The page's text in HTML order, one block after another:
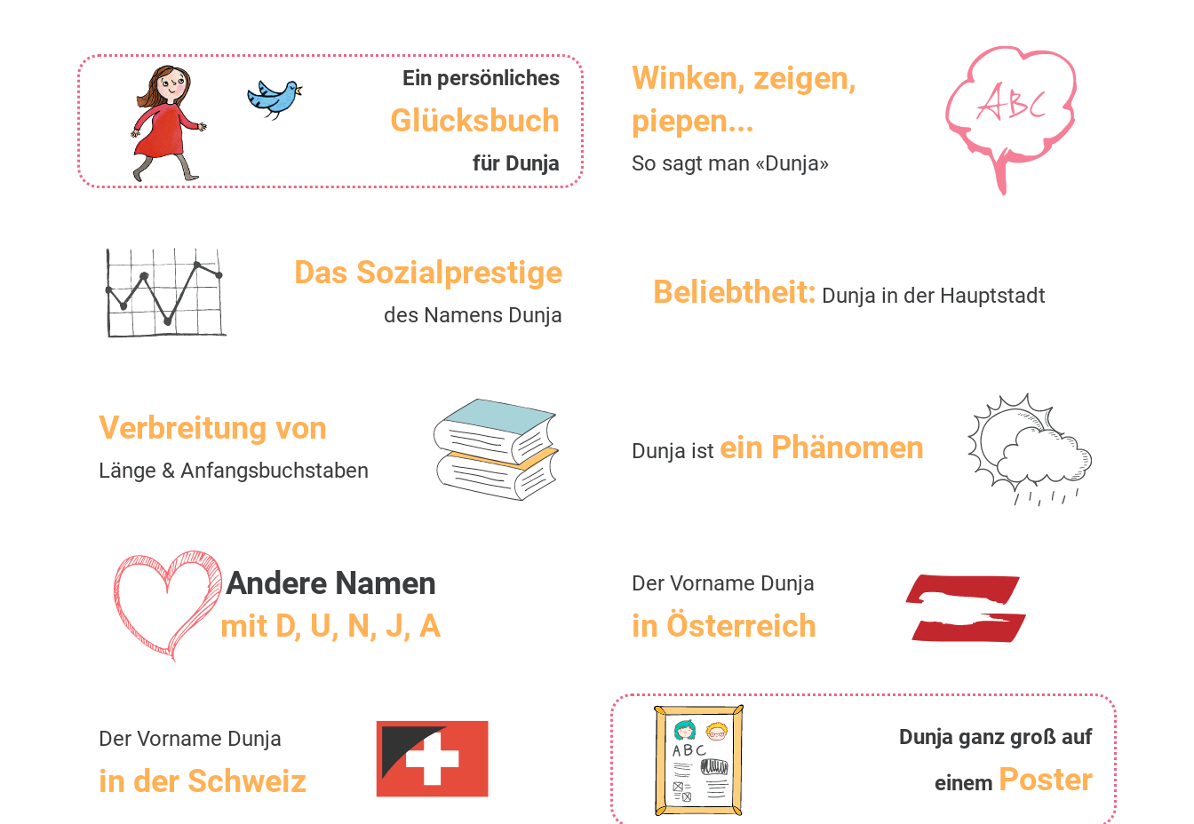
Ein persönliches
Glücksbuch
für Dunja
Winken, zeigen,
piepen...
So sagt man «Dunja»
Das Sozialprestige
des Namens Dunja
Beliebtheit: Dunja in der Hauptstadt
Verbreitung von
Länge & Anfangsbuchstaben
Dunja ist ein Phänomen
Andere Namen
mit D, U, N, J, A
Der Vorname Dunja
in Österreich
Der Vorname Dunja
in der Schweiz
Dunja ganz groß auf
einem Poster